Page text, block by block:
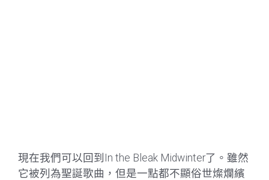
現在我們可以回到In the Bleak Midwinter了。雖然
它被列為聖誕歌曲，但是一點都不顯俗世燦爛繽